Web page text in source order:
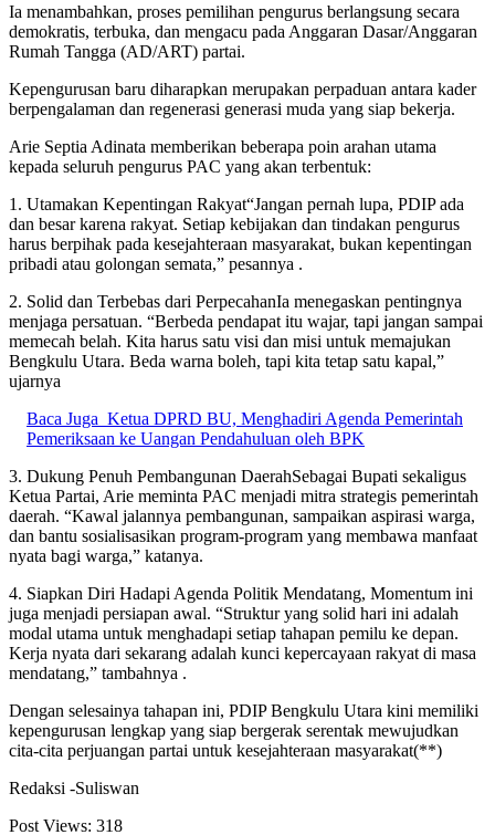
Ia menambahkan, proses pemilihan pengurus berlangsung secara
demokratis, terbuka, dan mengacu pada Anggaran Dasar/Anggaran
Rumah Tangga (AD/ART) partai.
Kepengurusan baru diharapkan merupakan perpaduan antara kader
berpengalaman dan regenerasi generasi muda yang siap bekerja.
Arie Septia Adinata memberikan beberapa poin arahan utama
kepada seluruh pengurus PAC yang akan terbentuk:
1. Utamakan Kepentingan Rakyat“Jangan pernah lupa, PDIP ada
dan besar karena rakyat. Setiap kebijakan dan tindakan pengurus
harus berpihak pada kesejahteraan masyarakat, bukan kepentingan
pribadi atau golongan semata,” pesannya .
2. Solid dan Terbebas dari PerpecahanIa menegaskan pentingnya
menjaga persatuan. “Berbeda pendapat itu wajar, tapi jangan sampai
memecah belah. Kita harus satu visi dan misi untuk memajukan
Bengkulu Utara. Beda warna boleh, tapi kita tetap satu kapal,”
ujarnya
Baca Juga Ketua DPRD BU, Menghadiri Agenda Pemerintah
Pemeriksaan ke Uangan Pendahuluan oleh BPK
3. Dukung Penuh Pembangunan DaerahSebagai Bupati sekaligus
Ketua Partai, Arie meminta PAC menjadi mitra strategis pemerintah
daerah. “Kawal jalannya pembangunan, sampaikan aspirasi warga,
dan bantu sosialisasikan program-program yang membawa manfaat
nyata bagi warga,” katanya.
4. Siapkan Diri Hadapi Agenda Politik Mendatang, Momentum ini
juga menjadi persiapan awal. “Struktur yang solid hari ini adalah
modal utama untuk menghadapi setiap tahapan pemilu ke depan.
Kerja nyata dari sekarang adalah kunci kepercayaan rakyat di masa
mendatang,” tambahnya .
Dengan selesainya tahapan ini, PDIP Bengkulu Utara kini memiliki
kepengurusan lengkap yang siap bergerak serentak mewujudkan
cita-cita perjuangan partai untuk kesejahteraan masyarakat(**)
Redaksi -Suliswan
Post Views: 318